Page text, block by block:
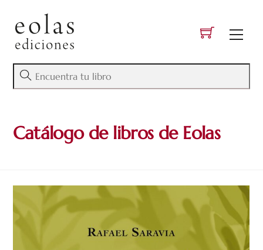
content
Catálogo de libros de Eolas